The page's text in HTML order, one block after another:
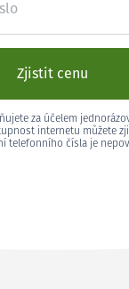
Zjistit cenu
za účelem
internetu můžete
telefonního čísla je